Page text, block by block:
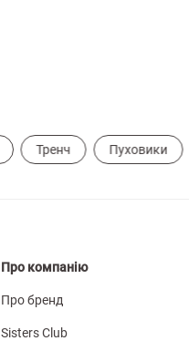
Тренч Пуховики
Про компанію
Про бренд
Sisters Club